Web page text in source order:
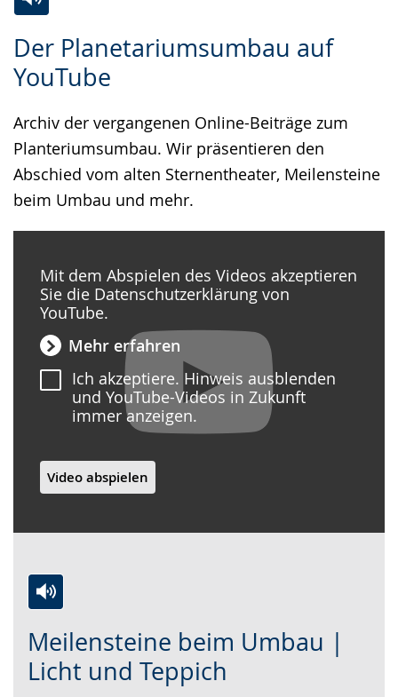
Der Planetariumsumbau auf
YouTube
Archiv der vergangenen Online-Beiträge zum
Planteriumsumbau. Wir präsentieren den
Abschied vom alten Sternentheater, Meilensteine
beim Umbau und mehr.
Leichten
Sprache
Audio-
Unterstützung.
Video
in
Gebärdensprache
wird
angezeigt.
Meilensteine beim Umbau |
Licht und Teppich
Leichten
Sprache
wechseln.
Audio-
Unterstützung.
Video
in
Deutscher
Mit dem Abspielen des Videos akzeptieren
Sie die Datenschutzerklärung von
YouTube.
Mehr erfahren
Ich akzeptiere. Hinweis ausblenden
und YouTube-Videos in Zukunft
immer anzeigen.
Video abspielen